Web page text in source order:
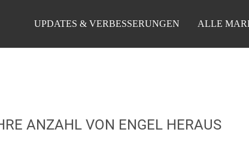
UPDATES & VERBESSERUNGEN ALLE
ANZAHL VON ENGEL HERAUS